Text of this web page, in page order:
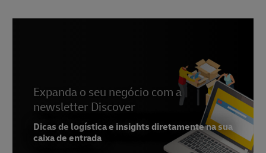
Expanda o seu negócio com a
newsletter Discover
Dicas de logística e insights diretamente na sua
caixa de entrada